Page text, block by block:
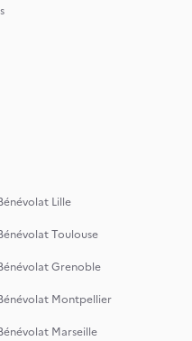
Lille
Toulouse
Grenoble
Montpellier
Marseille